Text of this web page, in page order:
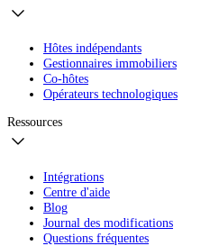
Hôtes indépendants
Gestionnaires immobiliers
Co-hôtes
Opérateurs technologiques
Ressources
Intégrations
Centre d'aide
Blog
Journal des modifications
Questions fréquentes